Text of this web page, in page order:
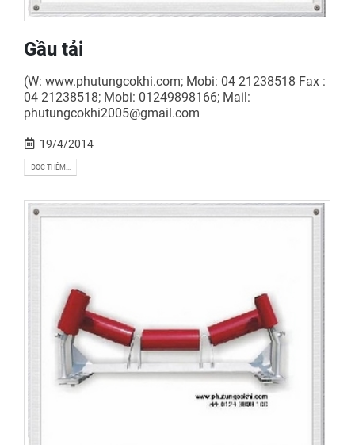
Gầu tải
(W: www.phutungcokhi.com; Mobi: 04 21238518 Fax :
04 21238518; Mobi: 01249898166; Mail:
phutungcokhi2005@gmail.com
19/4/2014
ĐỌC THÊM...